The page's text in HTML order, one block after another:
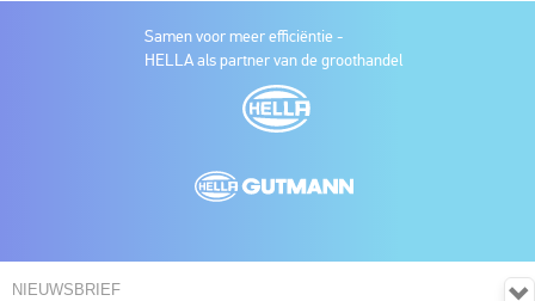
Samen voor meer efficiëntie -
HELLA als partner van de groothandel
NIEUWSBRIEF